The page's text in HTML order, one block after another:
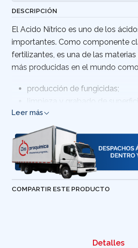
DESCRIPCIÓN
El Acido Nítrico es uno de los
importantes. Como componente
fertilizantes, es una de las
más producidas en el mundo
producción de fungicidas;
limpieza y grabado de
refinado de metales preciosos
la joyería;
el envejecimiento artificial de
obtener el tono deseado;
producción de productos de
hogar
País de origen: Colombia.
Leer más
COMPARTIR ESTE PRODUCTO
Detalles